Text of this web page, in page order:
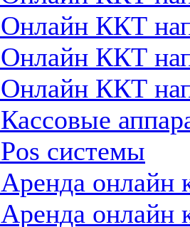
ККТ
ККТ
ККТ
системы
онлайн
онлайн